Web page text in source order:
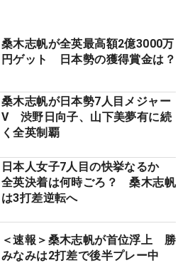
桑木志帆が全英最高額2億3000万
円ゲット 日本勢の獲得賞金は？
桑木志帆が日本勢7人目メジャー
V 渋野日向子、山下美夢有に続
く全英制覇
日本人女子7人目の快挙なるか
全英決着は何時ごろ？ 桑木志帆
は3打差逆転へ
＜速報＞桑木志帆が首位浮上 勝
みなみは2打差で後半プレー中